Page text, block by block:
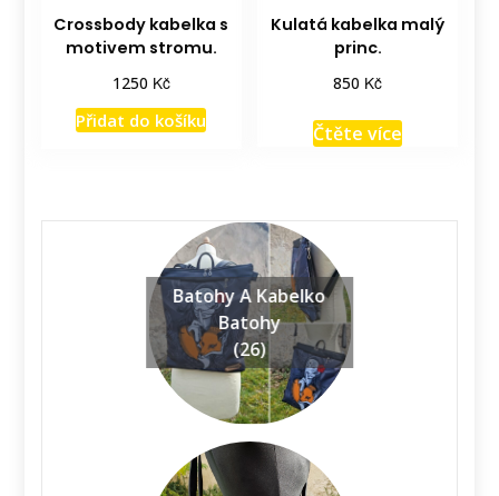
Crossbody kabelka s
motivem stromu.
1250 Kč
Přidat do košíku
Kulatá kabelka malý
princ.
850 Kč
Čtěte více
Batohy A Kabelko
Batohy
(26)